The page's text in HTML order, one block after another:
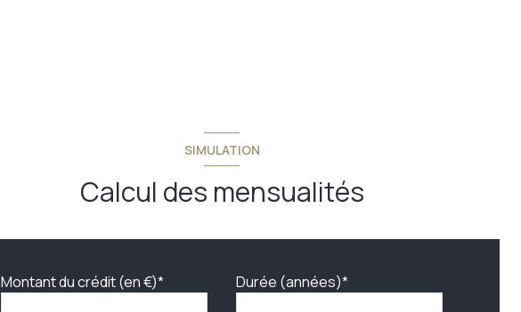
SIMULATION
Calcul des mensualités
Montant du crédit (en €)* Durée (années)*